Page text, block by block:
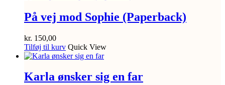
På vej mod Sophie (Paperback)
kr. 150,00
Tilføj til kurv Quick View
Karla ønsker sig en far